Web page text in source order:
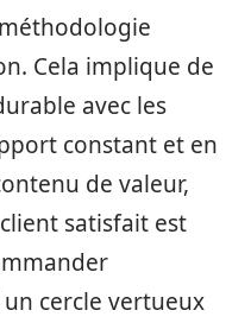
Cela implique de
avec les
constant et en
de valeur,
satisfait est
cercle vertueux